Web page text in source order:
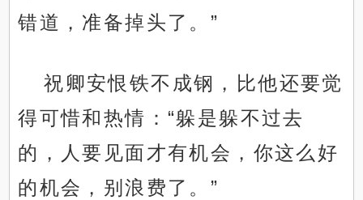
错道，准备掉头了。”
祝卿安恨铁不成钢，比他还要觉
得可惜和热情：“躲是躲不过去
的，人要见面才有机会，你这么好
的机会，别浪费了。”